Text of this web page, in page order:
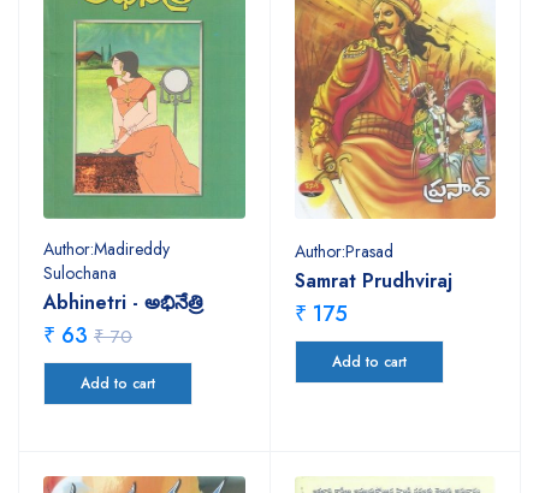
Author:Madireddy
Sulochana
Abhinetri - అభినేత్రి
₹ 63 ₹ 70
Add to cart
Author:Prasad
Samrat Prudhviraj
₹ 175
Add to cart